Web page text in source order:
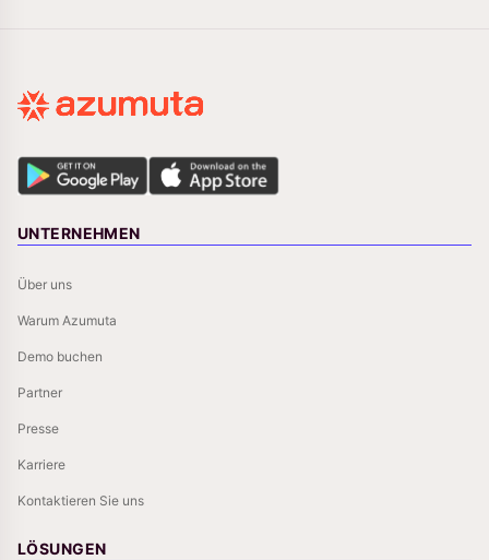
UNTERNEHMEN
Über uns
Warum Azumuta
Demo buchen
Partner
Presse
Karriere
Kontaktieren Sie uns
LÖSUNGEN